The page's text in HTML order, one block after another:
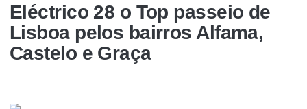
Eléctrico 28 o Top passeio de
Lisboa pelos bairros Alfama,
Castelo e Graça